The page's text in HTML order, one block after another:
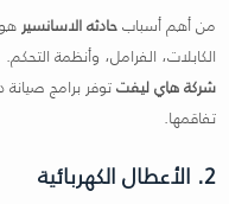
من أهم أسبابحادثه الاسانسير
الكابلات، الفرامل، وأنظمة التحكم.
شركة هاي ليفتتوفر برامج
تفاقمها.
2. الأعطال الكهربائية